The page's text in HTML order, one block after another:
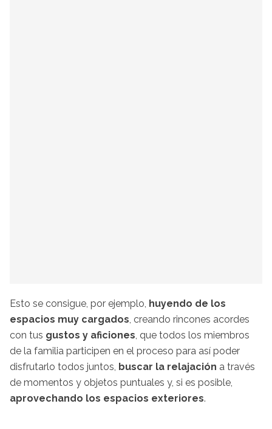
Esto se consigue, por ejemplo, huyendo de los
espacios muy cargados, creando rincones acordes
con tus gustos y aficiones, que todos los miembros
de la familia participen en el proceso para así poder
disfrutarlo todos juntos, buscar la relajación a través
de momentos y objetos puntuales y, si es posible,
aprovechando los espacios exteriores.